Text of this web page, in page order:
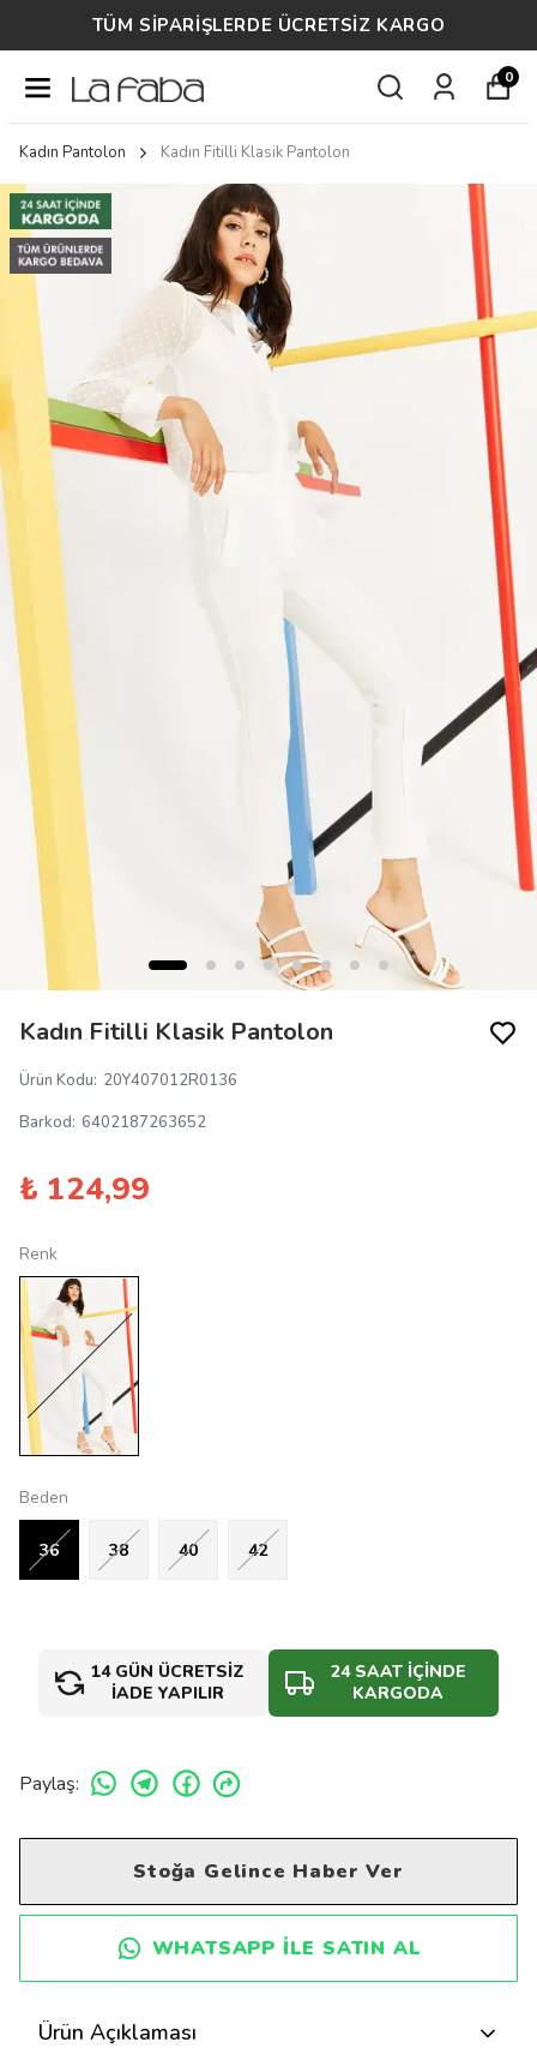
TÜM SİPARİŞLERDE ÜCRETSİZ KARGO
0
Kadın Pantolon Kadın Fitilli Klasik Pantolon
Kadın Fitilli Klasik Pantolon
Ürün Kodu: 20Y407012R0136
Barkod: 6402187263652
₺ 124,99
Renk
Beden
36 38 40 42
14 GÜN ÜCRETSİZ
İADE YAPILIR
24 SAAT İÇİNDE
KARGODA
Paylaş:
Stoğa Gelince Haber Ver
WHATSAPP ILE SATIN AL
Ürün Açıklaması